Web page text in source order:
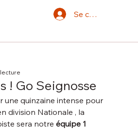
Se connecter
! Go Seignosse
une quinzaine intense pour
division Nationale , la
sera notre équipe 1